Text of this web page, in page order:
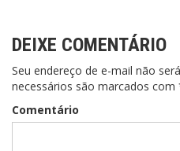
DEIXE COMENTÁRIO
Seu endereço de e-mail não
necessários são marcados com
Comentário